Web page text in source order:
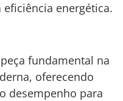
energética.
fundamental na
oferecendo
desempenho para